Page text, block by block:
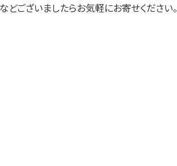
どございましたらお気軽にお寄せください。